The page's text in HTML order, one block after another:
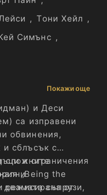
, Тони Хейл ,
Симънс ,
Покажи още
и Деси
са изправени
обвинения,
и сблъсък с
и ограничения
„Being the
режисирана от
сложните
съпрузи,